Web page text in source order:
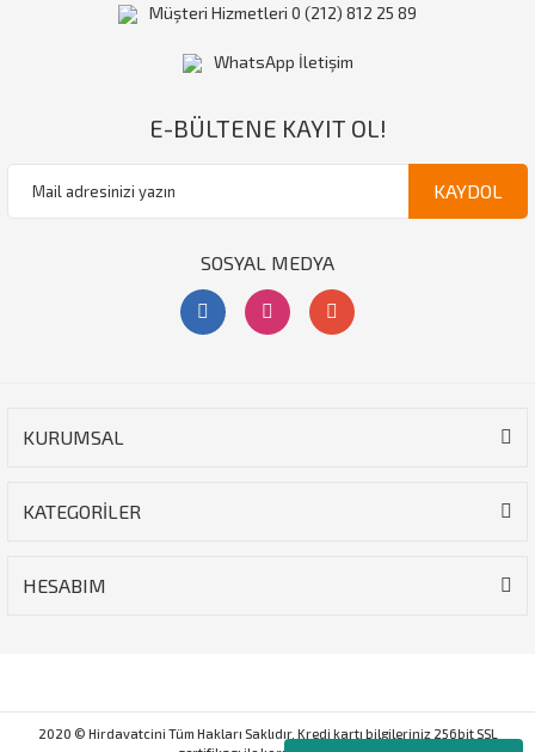
KURUMSAL
KATEGORİLER
HESABIM
Müşteri Hizmetleri 0 (212) 812 25 89
WhatsApp İletişim
E-BÜLTENE KAYIT OL!
KAYDOL
SOSYAL MEDYA
2020 © Hirdavatcini Tüm Hakları Saklıdır. Kredi kartı bilgileriniz 256bit SSL